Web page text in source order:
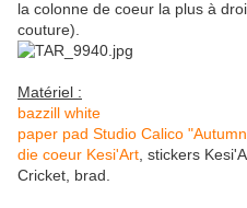
la colonne de coeur la plus à
couture).
Matériel :
bazzill white
paper pad Studio Calico
die coeur Kesi'Art , stickers
Cricket, brad.